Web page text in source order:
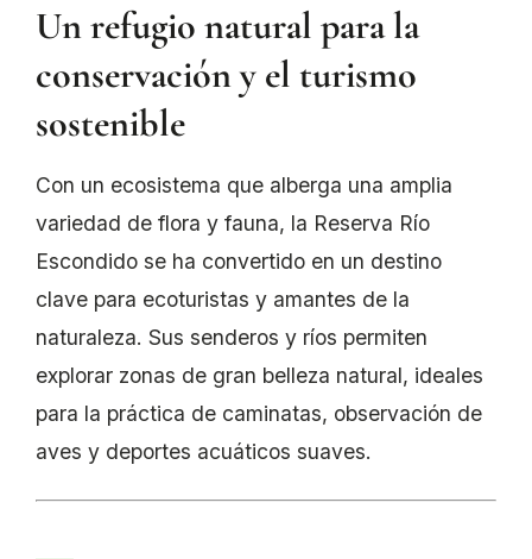
Un refugio natural para la
conservación y el turismo
sostenible
Con un ecosistema que alberga una amplia
variedad de flora y fauna, la Reserva Río
Escondido se ha convertido en un destino
clave para ecoturistas y amantes de la
naturaleza. Sus senderos y ríos permiten
explorar zonas de gran belleza natural, ideales
para la práctica de caminatas, observación de
aves y deportes acuáticos suaves.